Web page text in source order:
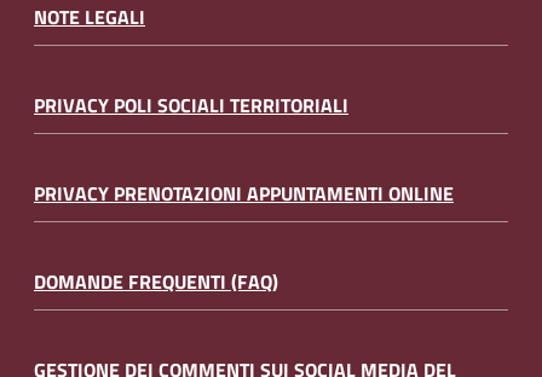
NOTE LEGALI
PRIVACY POLI SOCIALI TERRITORIALI
PRIVACY PRENOTAZIONI APPUNTAMENTI ONLINE
DOMANDE FREQUENTI (FAQ)
GESTIONE DEI COMMENTI SUI SOCIAL MEDIA DEL